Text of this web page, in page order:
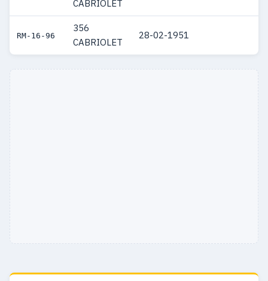
CABRIOLET
RM-16-96
356
CABRIOLET
28-02-1951